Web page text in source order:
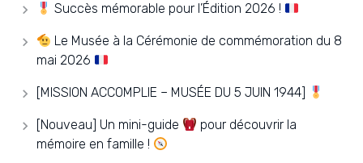
Succès mémorable pour l’Édition 2026 !
Le Musée à la Cérémonie de commémoration du 8
mai 2026
[MISSION ACCOMPLIE – MUSÉE DU 5 JUIN 1944]
[Nouveau] Un mini-guide
pour découvrir la
mémoire en famille !